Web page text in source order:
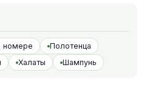
Полотенца
Халаты Шампунь